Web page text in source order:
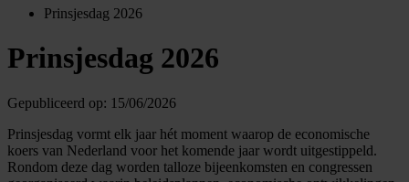
Prinsjesdag 2026
Prinsjesdag 2026
Gepubliceerd op: 15/06/2026
Prinsjesdag vormt elk jaar hét moment waarop de economische
koers van Nederland voor het komende jaar wordt uitgestippeld.
Rondom deze dag worden talloze bijeenkomsten en congressen